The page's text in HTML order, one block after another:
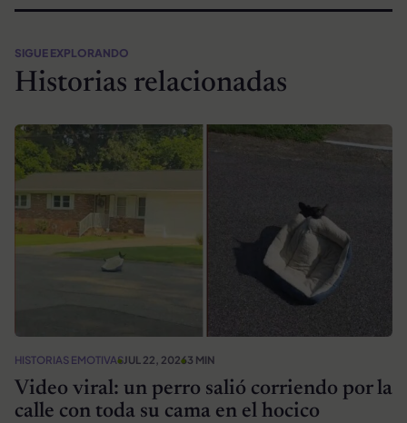
SIGUE EXPLORANDO
Historias relacionadas
HISTORIAS EMOTIVASJUL 22, 20263 MIN
Video viral: un perro salió corriendo por la
calle con toda su cama en el hocico